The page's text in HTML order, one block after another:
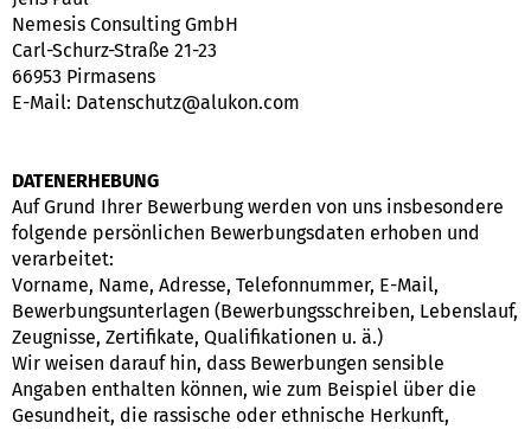
Nemesis Consulting GmbH
Carl-Schurz-Straße 21-23
66953 Pirmasens
E-Mail: Datenschutz@alukon.com
DATENERHEBUNG
Auf Grund Ihrer Bewerbung werden von uns insbesondere
folgende persönlichen Bewerbungsdaten erhoben und
verarbeitet:
Vorname, Name, Adresse, Telefonnummer, E-Mail,
Bewerbungsunterlagen (Bewerbungsschreiben, Lebenslauf,
Zeugnisse, Zertifikate, Qualifikationen u. ä.)
Wir weisen darauf hin, dass Bewerbungen sensible
Angaben enthalten können, wie zum Beispiel über die
Gesundheit, die rassische oder ethnische Herkunft,